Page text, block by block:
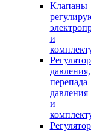
Клапаны
и
давления,
перепада
давления
и